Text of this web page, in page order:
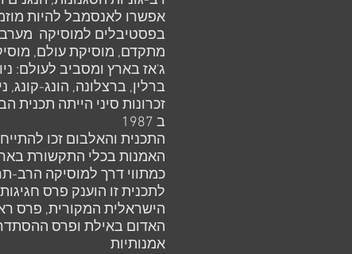
אפשרו לאנסמבל להיות
בפסטיבלים למוסיקה
מתקדם, מוסיקת עולם,
ג'אז בארץ ומסביב לעולם:
ברלין, ברצלונה, הונג-קונג,
זכרונות סיני הייתה תכנית
ב 1987
התכנית והאלבום זכו
האמנות בכלי התקשורת
כמתווי דרך למוסיקה הרב-
הישראלית המקורית, פרס
האדום באילת ופרס
אמנותיות